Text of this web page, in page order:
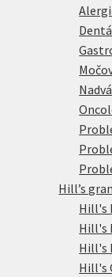
Hill’s
Hill's
Hill's
Hill's
Hill's